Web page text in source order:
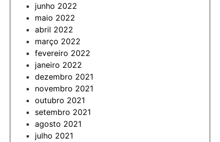
junho 2022
maio 2022
abril 2022
março 2022
fevereiro 2022
janeiro 2022
dezembro 2021
novembro 2021
outubro 2021
setembro 2021
agosto 2021
julho 2021